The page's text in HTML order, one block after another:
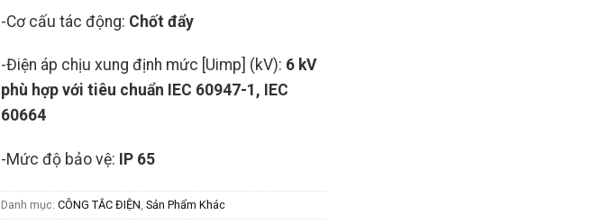
-Cơ cấu tác động: Chốt đẩy
-Điện áp chịu xung định mức [Uimp] (kV): 6 kV
phù hợp với tiêu chuẩn IEC 60947-1, IEC
60664
-Mức độ bảo vệ: IP 65
Danh mục: CÔNG TẮC ĐIỆN Sản Phẩm Khác